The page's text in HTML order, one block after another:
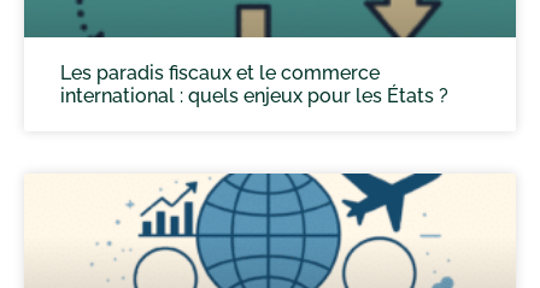
Les paradis fiscaux et le commerce
international : quels enjeux pour les États ?